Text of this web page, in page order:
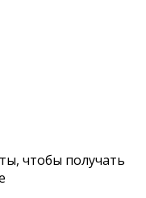
чтобы получать